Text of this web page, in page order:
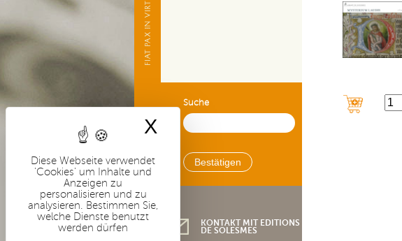
Diese Webseite verwendet
'Cookies' um Inhalte und
Anzeigen zu
personalisieren und zu
analysieren. Bestimmen Sie,
welche Dienste benutzt
werden dürfen
X Cookies-Banner ausblenden
E
Suche
KONTAKT MIT EDITIONS
DE SOLESMES